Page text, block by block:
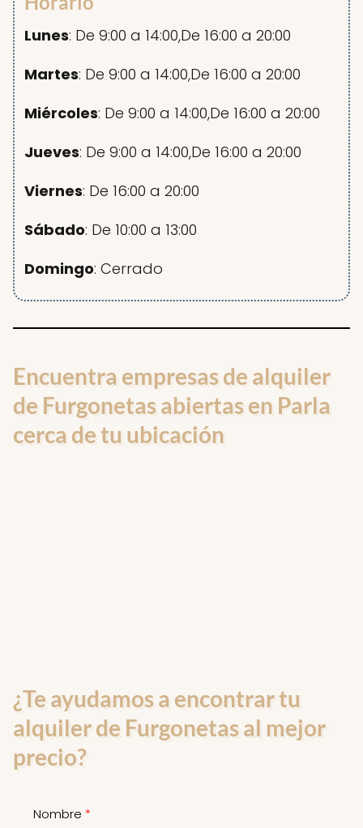
Lunes: De 9:00 a 14:00,De 16:00 a 20:00
Martes: De 9:00 a 14:00,De 16:00 a 20:00
Miércoles: De 9:00 a 14:00,De 16:00 a 20:00
Jueves: De 9:00 a 14:00,De 16:00 a 20:00
Viernes: De 16:00 a 20:00
Sábado: De 10:00 a 13:00
Domingo: Cerrado
Encuentra empresas de alquiler
de Furgonetas abiertas en Parla
cerca de tu ubicación
¿Te ayudamos a encontrar tu
alquiler de Furgonetas al mejor
precio?
Nombre